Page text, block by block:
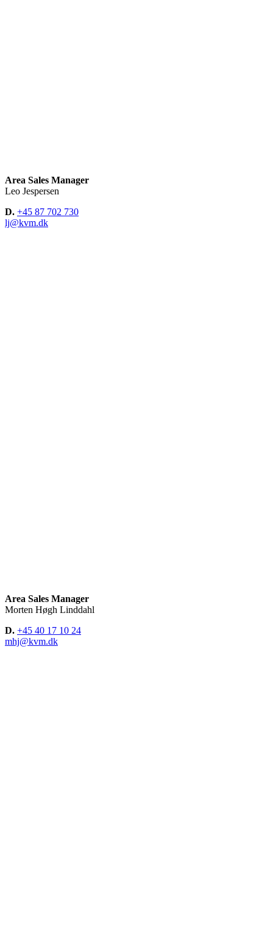
Area Sales Manager
Leo Jespersen
D. +45 87 702 730
lj@kvm.dk
Area Sales Manager
Morten Høgh Linddahl
D. +45 40 17 10 24
mhj@kvm.dk